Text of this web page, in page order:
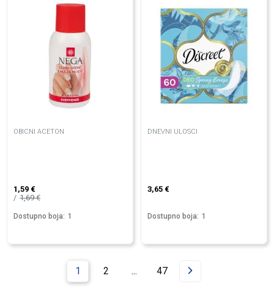
OBICNI ACETON
1,59 €
1,69€
Dostupno boja: 1
DNEVNI ULOSCI
3,65 €
Dostupno boja: 1
1 2 ... 47